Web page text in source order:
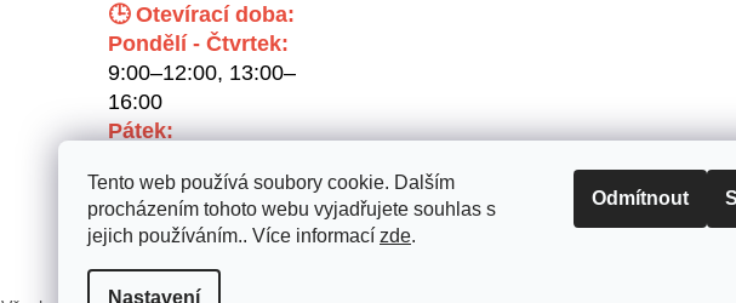
Tento web používá soubory cookie. Dalším
procházením tohoto webu vyjadřujete souhlas s
jejich používáním.. Více informací zde.
Nastavení
Odmítnout
🕒 Otevírací doba:
Pondělí - Čtvrtek:
9:00–12:00, 13:00–
16:00
Pátek: